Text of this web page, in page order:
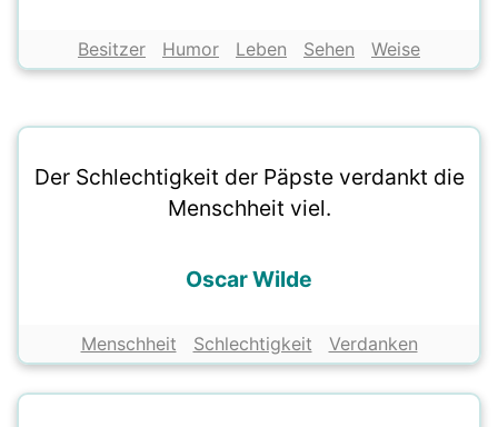
Besitzer Humor Leben Sehen Weise
Der Schlechtigkeit der Päpste verdankt die
Menschheit viel.
Oscar Wilde
Menschheit Schlechtigkeit Verdanken